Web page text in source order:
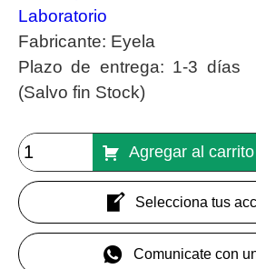
Laboratorio
Fabricante: Eyela
Plazo de entrega: 1-3 días
(Salvo fin Stock)
Agregar al carrito
Selecciona tus
Comunicate con